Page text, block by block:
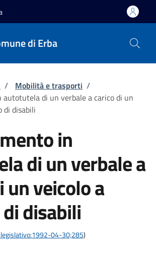
di Erba
pane
/ Mobilità e trasporti /
di un verbale a carico di un
di disabili
in
di un verbale a
un veicolo a
disabili
04-30;285)